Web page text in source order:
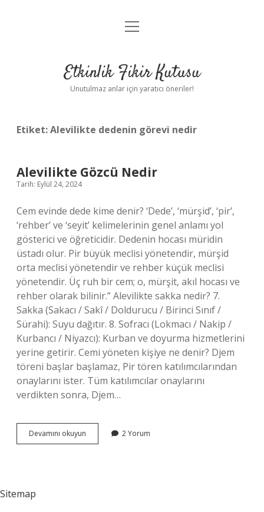
Anasayfa
Yasal Uyarı
menüyü
Etkinlik Fikir Kutusu
Unutulmaz anlar için yaratıcı öneriler!
Etiket:Alevilikte dedenin görevi nedir
Alevilikte Gözcü Nedir
Tarih: Eylül 24, 2024
Cem evinde dede kime denir? ‘Dede’, ‘mürşid’, ‘pir’,
‘rehber’ ve ‘seyit’ kelimelerinin genel anlamı yol
gösterici ve öğreticidir. Dedenin hocası müridin
üstadı olur. Pir büyük meclisi yönetendir, mürşid
orta meclisi yönetendir ve rehber küçük meclisi
yönetendir. Üç ruh bir cem; o, mürşit, akıl hocası ve
rehber olarak bilinir.” Alevilikte sakka nedir? 7.
Sakka (Sakacı / Sakî / Doldurucu / Birinci Sınıf /
Sürahi): Suyu dağıtır. 8. Sofracı (Lokmacı / Nakip /
Kurbancı / Niyazcı): Kurban ve doyurma hizmetlerini
yerine getirir. Cemi yöneten kişiye ne denir? Djem
töreni başlar başlamaz, Pir tören katılımcılarından
onaylarını ister. Tüm katılımcılar onaylarını
verdikten sonra, Djem…
Devamını okuyun Alevilikte
Gözcü
2 Yorum
Sitemap